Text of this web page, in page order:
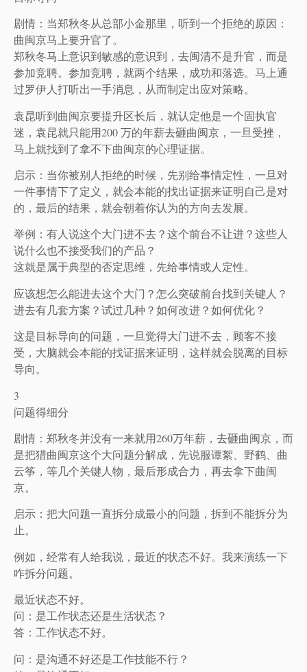
剧情：当郑秋冬从总部小金那里，听到一个拒绝的原因：
曲闽京马上要升官了。
郑秋冬马上意识到敏感的意识到，去闽清不是升官，而是
参加竞聘。参加竞聘，就两个结果，成功和落选。马上通
过罗伊人打听出一手消息，从而制定出应对策略。
袁昆听到曲闽京要提升区长后，就认定他是一个固执官
迷，袁昆就只能用200 万的年薪去砸曲闽京，一旦受挫，
马上就找到了拿不下曲闽京的心理证据。
启示：当你被别人拒绝的时候，先别给事情定性，一旦对
一件事情下了定义，就会本能的找出证据来证明自己是对
的，最后的结果，就会朝着你认为的方向去发展。
举例：有人说这个大门进不去？这个前台不让进？这些人
说什么也不接受我们的产品？
这就是属于典型的否定思维，先给事情或人定性。
应该想怎么能进去这个大门？怎么突破前台找到关键人？
进去有几套方案？试过几种？如何改进？如何优化？
这是目标导向的问题，一旦觉得大门进不去，顾客不接
受，大脑就会本能的找证据来证明，这样就会脱离的目标
导向。
3
问题得细分
剧情：郑秋冬并没有一来就用260万年薪，去砸曲闽京，而
是把猎曲闽京这个大问题分解成，先说服谭絮、野鹤、曲
云筝，等几个关键人物，最后形成合力，再去拿下曲闽
京。
启示：把大问题一直拆分成最小的问题，拆到不能拆分为
止。
例如，经常有人给我说，最近的状态不好。我来演练一下
咋拆分问题。
最近状态不好。
问：是工作状态还是生活状态？
答：工作状态不好。
问：是沟通不好还是工作技能不行？